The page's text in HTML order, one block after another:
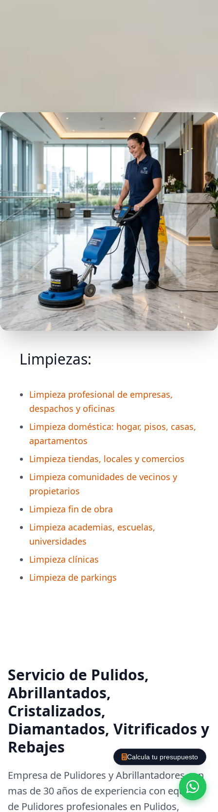
Limpiezas:
Limpieza profesional de empresas,
despachos y oficinas
Limpieza doméstica: hogar, pisos, casas,
apartamentos
Limpieza tiendas, locales y comercios
Limpieza comunidades de vecinos y
propietarios
Limpieza fin de obra
Limpieza academias, escuelas,
universidades
Limpieza clínicas
Limpieza de parkings
Servicio de Pulidos,
Abrillantados,
Cristalizados,
Diamantados, Vitrificados y
Rebajes
Empresa de Pulidores y Abrillantadores con
mas de 30 años de experiencia con equipos
de Pulidores profesionales en Pulidos,
Calcula tu presupuesto